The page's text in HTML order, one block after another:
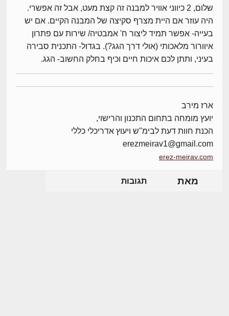
שלום, 2 כיווני אוויר למבנה זה קצת מעט, אבל זה אפשרי.
היה עוזר אם היית מצרף סקיצה של המבנה הקיים. אם יש
בעייה- אפשר תמיד ליצור ח' אמבטיה/ שירות עם פתרון
איוורור מלאכותי (אולי דרך הגג?). בגדול- התכנית סבירה
בעיני, ותתן לכם איכות חיים וכיף בחלק החשוב- הגג.
ארז מירב
יועץ מומחה בתחום התכנון והרישוי,
הכנת חוות דעת לבימ"ש ויעוץ אדריכלי כללי
erezmeirav1@gmail.com
erez-meirav.com
מאת תגובות